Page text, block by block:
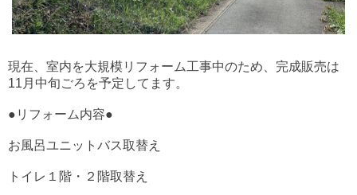
現在、室内を大規模リフォーム工事中のため、完成販売は
11月中旬ごろを予定してます。
●リフォーム内容●
お風呂ユニットバス取替え
トイレ１階・２階取替え